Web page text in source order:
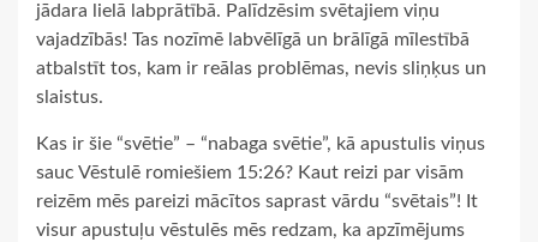
jādara lielā labprātībā. Palīdzēsim svētajiem viņu
vajadzībās! Tas nozīmē labvēlīgā un brālīgā mīlestībā
atbalstīt tos, kam ir reālas problēmas, nevis sliņķus un
slaistus.
Kas ir šie “svētie” – “nabaga svētie”, kā apustulis viņus
sauc Vēstulē romiešiem 15:26? Kaut reizi par visām
reizēm mēs pareizi mācītos saprast vārdu “svētais”! It
visur apustuļu vēstulēs mēs redzam, ka apzīmējums